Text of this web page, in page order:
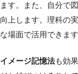
ます。また、自分で
向上します。理科の
な場面で活用できます
イメージ記憶法も効